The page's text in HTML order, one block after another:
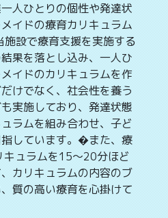
人ひとりの個性や発達状
イドの療育カリキュラム
設で療育支援を実施する
果を落とし込み、一人ひ
イドのカリキュラムを作
けでなく、社会性を養う
実施しており、発達状態
ラムを組み合わせ、子ど
しています。�また、療
ュラムを15〜20分ほど
カリキュラムの内容のブ
質の高い療育を心掛けて